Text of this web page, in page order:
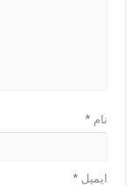
نام*
ایمیل*